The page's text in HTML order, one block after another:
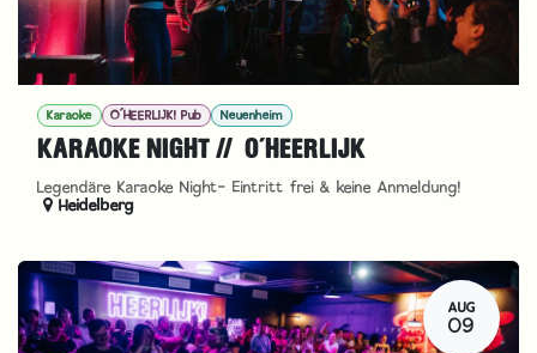
Karaoke O´HEERLIJK! Pub Neuenheim
KARAOKE NIGHT // O´HEERLIJK
Legendäre Karaoke Night- Eintritt frei & keine Anmeldung!
Heidelberg
AUG
09